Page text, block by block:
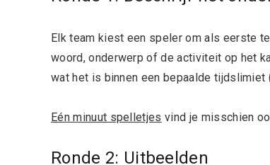
Elk team kiest een speler om als eerste
woord, onderwerp of de activiteit op het
wat het is binnen een bepaalde tijdslimiet
Eén minuut spelletjes vind je misschien
Ronde 2: Uitbeelden